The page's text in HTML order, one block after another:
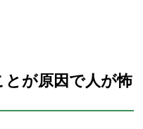
とが原因で人が怖